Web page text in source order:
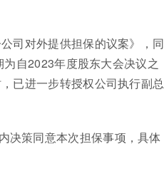
司对外提供担保的议案》，同
自2023年度股东大会决议之
已进一步转授权公司执行副总
决策同意本次担保事项，具体